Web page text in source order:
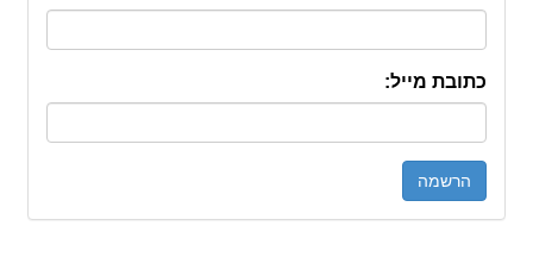
כתובת מייל: